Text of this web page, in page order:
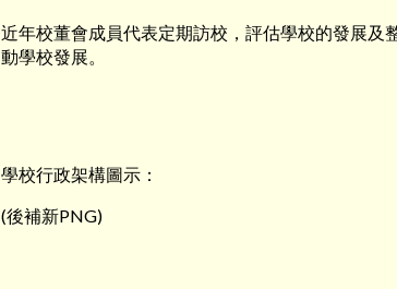
近年校董會成員代表定期訪校，評估學校的發展及
動學校發展。
學校行政架構圖示：
(後補新PNG)